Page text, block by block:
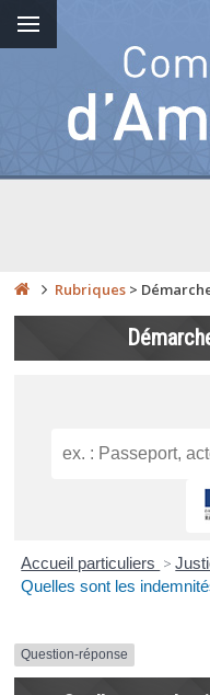
Rubriques >
Accueil particuliers >
Quelles sont les
Question-réponse